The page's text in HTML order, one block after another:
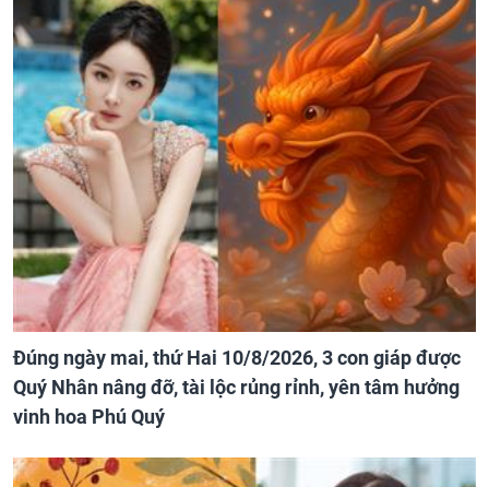
Đúng ngày mai, thứ Hai 10/8/2026, 3 con giáp được
Quý Nhân nâng đỡ, tài lộc rủng rỉnh, yên tâm hưởng
vinh hoa Phú Quý